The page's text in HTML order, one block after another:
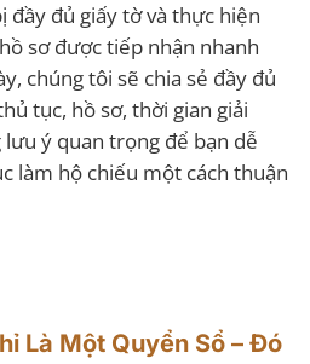
đầy đủ giấy tờ và thực hiện
sơ được tiếp nhận nhanh
chúng tôi sẽ chia sẻ đầy đủ
tục, hồ sơ, thời gian giải
ý quan trọng để bạn dễ
làm hộ chiếu một cách thuận
Là Một Quyển Sổ – Đó